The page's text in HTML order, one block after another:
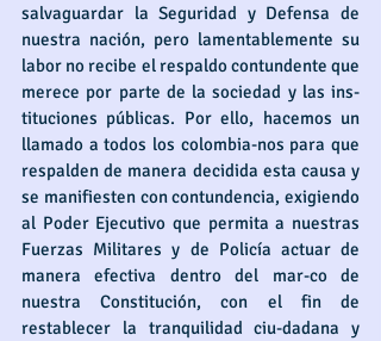
salvaguardar la Seguridad y Defensa de
nuestra nación, pero lamentablemente su
labor no recibe el respaldo contundente que
merece por parte de la sociedad y las ins-
tituciones públicas. Por ello, hacemos un
llamado a todos los colombia-nos para que
respalden de manera decidida esta causa y
se manifiesten con contundencia, exigiendo
al Poder Ejecutivo que permita a nuestras
Fuerzas Militares y de Policía actuar de
manera efectiva dentro del mar-co de
nuestra Constitución, con el fin de
restablecer la tranquilidad ciu-dadana y